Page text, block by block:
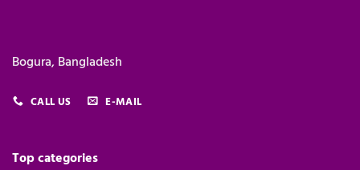
Bogura, Bangladesh
CALL US E-MAIL
Top categories